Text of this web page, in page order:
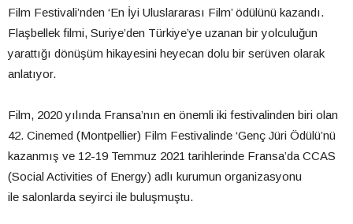
Film Festivali’nden ‘En İyi Uluslararası Film’ ödülünü kazandı.
Flaşbellek filmi, Suriye’den Türkiye’ye uzanan bir yolculuğun
yarattığı dönüşüm hikayesini heyecan dolu bir serüven olarak
anlatıyor.
Film, 2020 yılında Fransa’nın en önemli iki festivalinden biri olan
42. Cinemed (Montpellier) Film Festivalinde ‘Genç Jüri Ödülü’nü
kazanmış ve 12-19 Temmuz 2021 tarihlerinde Fransa’da CCAS
(Social Activities of Energy) adlı kurumun organizasyonu
ile salonlarda seyirci ile buluşmuştu.